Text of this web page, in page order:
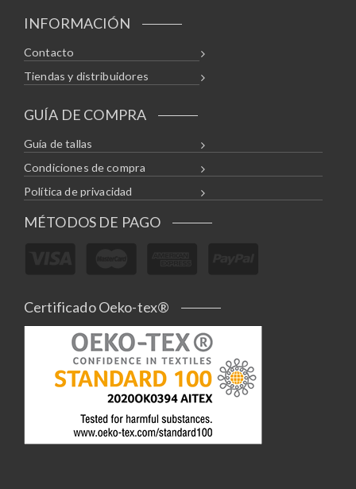
INFORMACIÓN
Contacto
Tiendas y distribuidores
GUÍA DE COMPRA
Guía de tallas
Condiciones de compra
Política de privacidad
MÉTODOS DE PAGO
Certificado Oeko-tex®